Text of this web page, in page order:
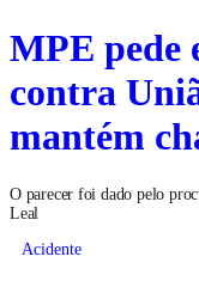
MPE pede
contra
mantém
O parecer foi dado pelo
Leal
Acidente